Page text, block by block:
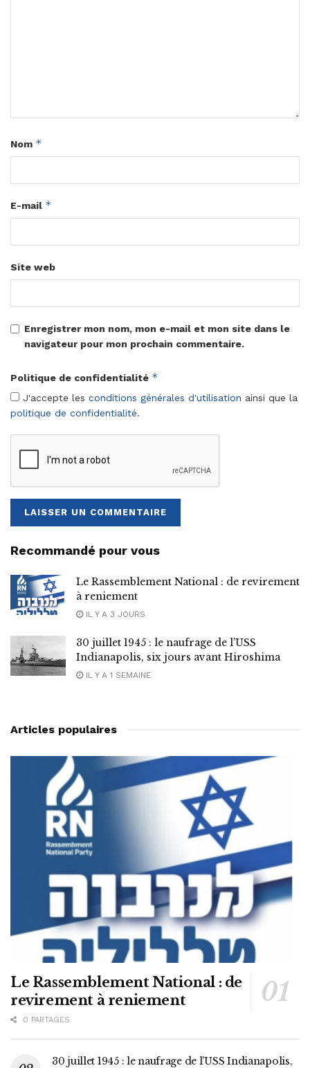
Nom *
E-mail *
Site web
Enregistrer mon nom, mon e-mail et mon site dans le
navigateur pour mon prochain commentaire.
Politique de confidentialité *
J'accepte les conditions générales d'utilisation ainsi que la
politique de confidentialité.
Recommandé pour vous
Le Rassemblement National : de revirement
à reniement
IL Y A 3 JOURS
30 juillet 1945 : le naufrage de l’USS
Indianapolis, six jours avant Hiroshima
IL Y A 1 SEMAINE
Articles populaires
Le Rassemblement National : de
revirement à reniement
0 PARTAGES
30 juillet 1945 : le naufrage de l’USS Indianapolis,